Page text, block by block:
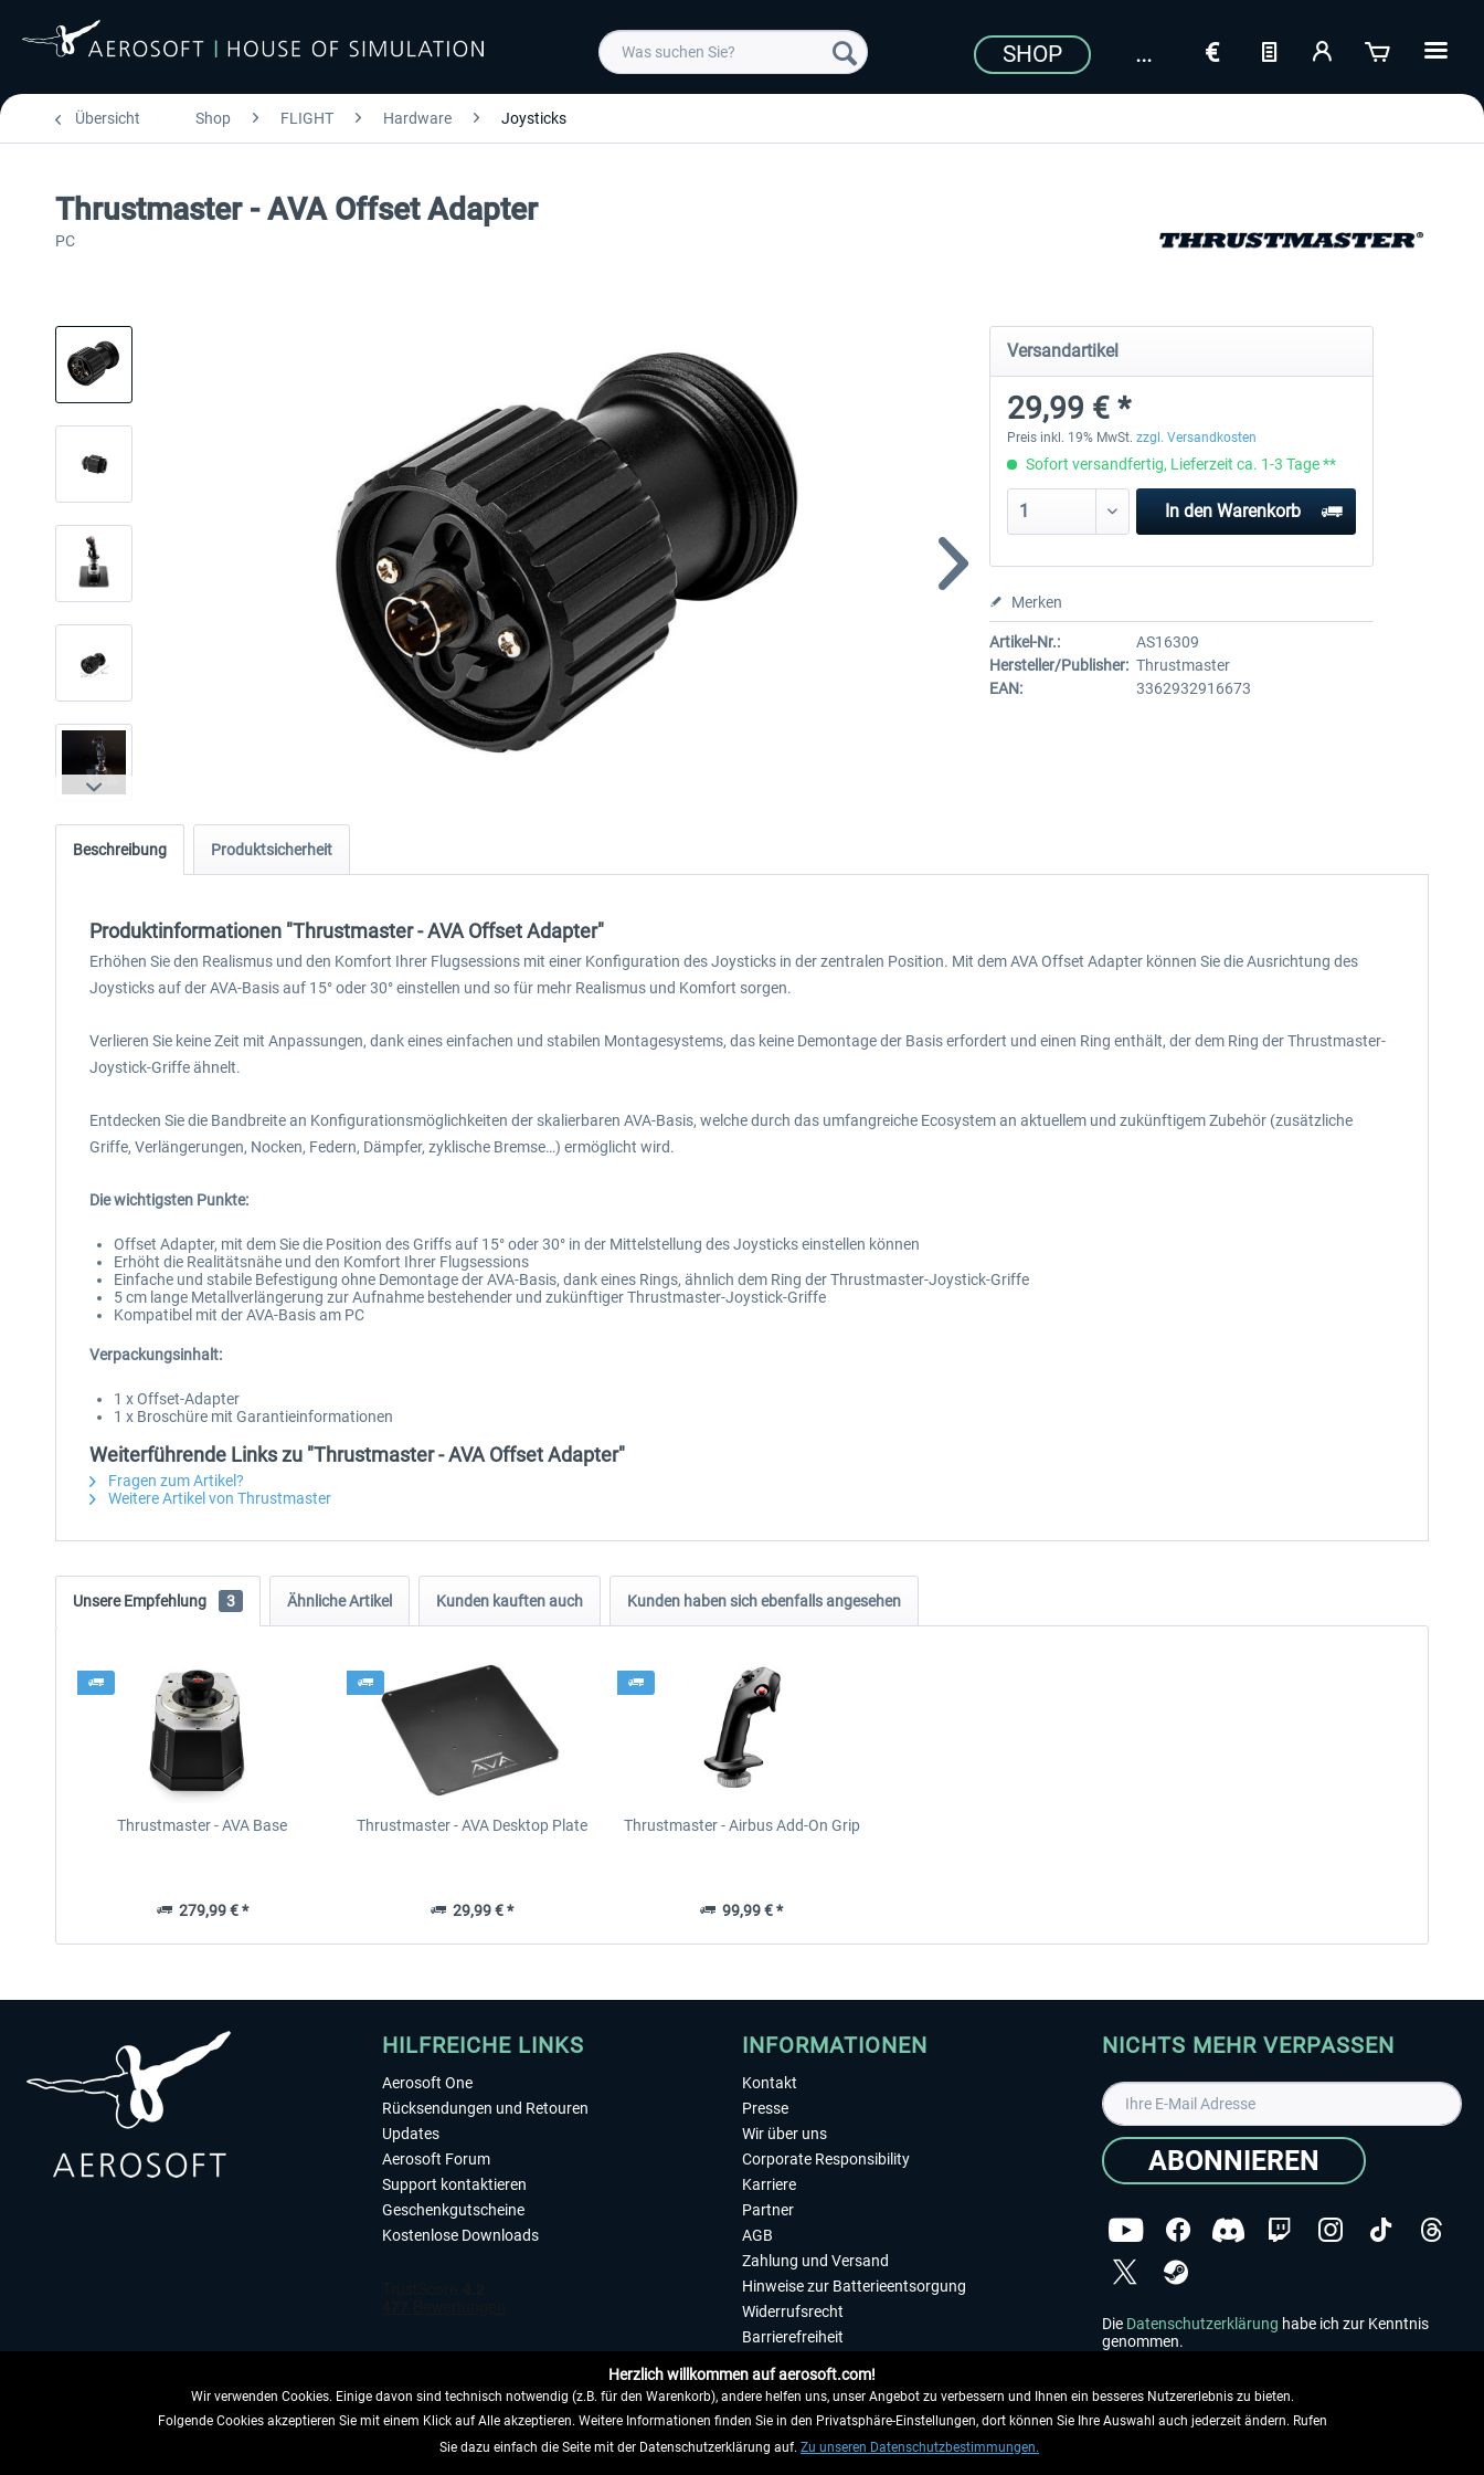
SHOP
Übersicht Shop FLIGHT Hardware Joysticks
Thrustmaster - AVA Offset Adapter
PC
Versandartikel
29,99 € *
Preis inkl. 19% MwSt. zzgl. Versandkosten
Sofort versandfertig, Lieferzeit ca. 1-3 Tage **
In den Warenkorb
Merken
Artikel-Nr.:
AS16309
Hersteller/Publisher: Thrustmaster
EAN:
3362932916673
Beschreibung Produktsicherheit
Produktinformationen "Thrustmaster - AVA Offset Adapter"
Erhöhen Sie den Realismus und den Komfort Ihrer Flugsessions mit einer Konfiguration des Joysticks in der zentralen Position. Mit dem AVA Offset Adapter können Sie die Ausrichtung des
Joysticks auf der AVA-Basis auf 15° oder 30° einstellen und so für mehr Realismus und Komfort sorgen.
Verlieren Sie keine Zeit mit Anpassungen, dank eines einfachen und stabilen Montagesystems, das keine Demontage der Basis erfordert und einen Ring enthält, der dem Ring der Thrustmaster-
Joystick-Griffe ähnelt.
Entdecken Sie die Bandbreite an Konfigurationsmöglichkeiten der skalierbaren AVA-Basis, welche durch das umfangreiche Ecosystem an aktuellem und zukünftigem Zubehör (zusätzliche
Griffe, Verlängerungen, Nocken, Federn, Dämpfer, zyklische Bremse…) ermöglicht wird.
Die wichtigsten Punkte:
Offset Adapter, mit dem Sie die Position des Griffs auf 15° oder 30° in der Mittelstellung des Joysticks einstellen können
Erhöht die Realitätsnähe und den Komfort Ihrer Flugsessions
Einfache und stabile Befestigung ohne Demontage der AVA-Basis, dank eines Rings, ähnlich dem Ring der Thrustmaster-Joystick-Griffe
5 cm lange Metallverlängerung zur Aufnahme bestehender und zukünftiger Thrustmaster-Joystick-Griffe
Kompatibel mit der AVA-Basis am PC
Verpackungsinhalt:
1 x Offset-Adapter
1 x Broschüre mit Garantieinformationen
Weiterführende Links zu "Thrustmaster - AVA Offset Adapter"
Fragen zum Artikel?
Weitere Artikel von Thrustmaster
Unsere Empfehlung 3 Ähnliche Artikel Kunden kauften auch Kunden haben sich ebenfalls angesehen
Thrustmaster - AVA Base
279,99 € *
Thrustmaster - AVA Desktop Plate
29,99 € *
Thrustmaster - Airbus Add-On Grip
99,99 € *
HILFREICHE LINKS
Aerosoft One
Rücksendungen und Retouren
Updates
Aerosoft Forum
Support kontaktieren
Geschenkgutscheine
Kostenlose Downloads
VERTRAG WIDERRUFEN
INFORMATIONEN
Kontakt
Presse
Wir über uns
Corporate Responsibility
Karriere
Partner
AGB
Zahlung und Versand
Hinweise zur Batterieentsorgung
Widerrufsrecht
Barrierefreiheit
Impressum
NICHTS MEHR VERPASSEN
ABONNIEREN
Die Datenschutzerklärung habe ich zur Kenntnis
genommen.
Herzlich willkommen auf aerosoft.com!
Wir verwenden Cookies. Einige davon sind technisch notwendig (z.B. für den Warenkorb), andere helfen uns, unser Angebot zu verbessern und Ihnen ein besseres Nutzererlebnis zu bieten.
Folgende Cookies akzeptieren Sie mit einem Klick auf Alle akzeptieren. Weitere Informationen finden Sie in den Privatsphäre-Einstellungen, dort können Sie Ihre Auswahl auch jederzeit ändern. Rufen
Sie dazu einfach die Seite mit der Datenschutzerklärung auf. Zu unseren Datenschutzbestimmungen.